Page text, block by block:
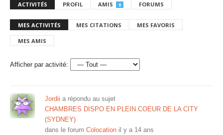
ACTIVITÉS PROFIL AMIS 0 FORUMS
MES ACTIVITÉS MES CITATIONS MES FAVORIS
MES AMIS
Afficher par activité:
Jordii a répondu au sujet
CHAMBRES DISPO EN PLEIN COEUR DE LA CITY
(SYDNEY)
dans le forum Colocation il y a 14 ans